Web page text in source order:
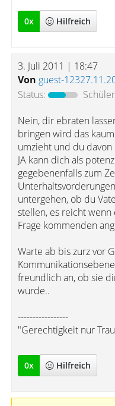
0x Hilfreich
3. Juli 2011 | 18:47
Von guest-
Status:
Schüler
Nein, dir ebraten
bringen wird das
umzieht und du
JA kann dich als
gegebenenfalls zum
untergehen, ob du
stellen, es reicht
Frage kommenden
Warte ab bis zurz vor
freundlich an, ob sie
würde..
-----------------
"Gerechtigkeit nur
0x Hilfreich